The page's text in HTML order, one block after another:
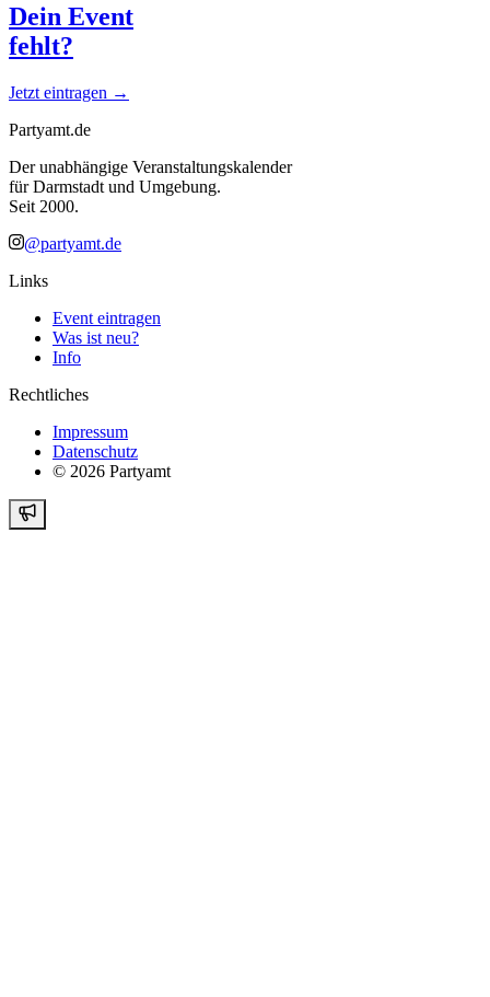
Dein Event
fehlt?
Jetzt eintragen →
Partyamt.de
Der unabhängige Veranstaltungskalender
für Darmstadt und Umgebung.
Seit 2000.
@partyamt.de
Links
Event eintragen
Was ist neu?
Info
Rechtliches
Impressum
Datenschutz
© 2026 Partyamt